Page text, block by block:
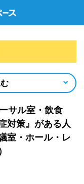
サル室・飲食
対策』がある人
室・ホール・レ